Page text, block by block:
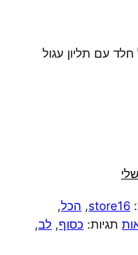
עם תליון עגול
store16
, הכל,
תגיות: כסוף, לב,